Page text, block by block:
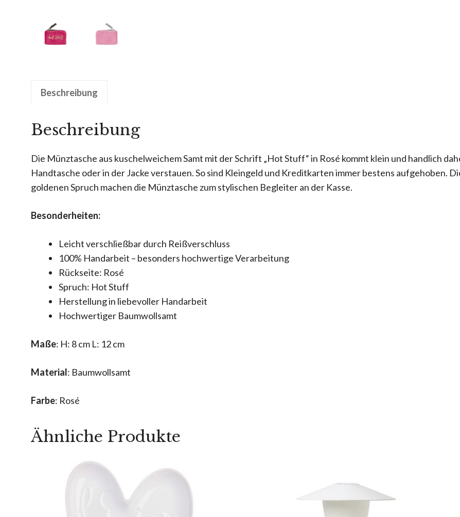
Beschreibung
Beschreibung
Die Münztasche aus kuschelweichem Samt mit der Schrift „Hot Stuff“ in Rosé kommt klein und handlich
Handtasche oder in der Jacke verstauen. So sind Kleingeld und Kreditkarten immer bestens aufgehoben.
goldenen Spruch machen die Münztasche zum stylischen Begleiter an der Kasse.
Besonderheiten:
Leicht verschließbar durch Reißverschluss
100% Handarbeit – besonders hochwertige Verarbeitung
Rückseite: Rosé
Spruch: Hot Stuff
Herstellung in liebevoller Handarbeit
Hochwertiger Baumwollsamt
Maße: H: 8 cm L: 12 cm
Material: Baumwollsamt
Farbe: Rosé
Ähnliche Produkte